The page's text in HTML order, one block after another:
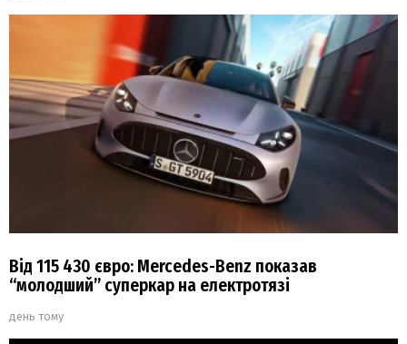
Від 115 430 євро: Mercedes-Benz показав
“молодший” суперкар на електротязі
день тому